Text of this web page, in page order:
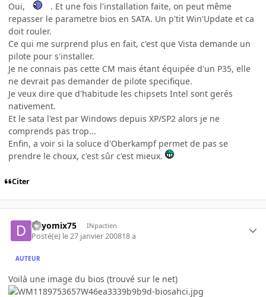
Oui,
. Et une fois l'installation faite, on peut même
repasser le parametre bios en SATA. Un p'tit Win'Update et ca
doit rouler.
Ce qui me surprend plus en fait, c'est que Vista demande un
pilote pour s'installer.
Je ne connais pas cette CM mais étant équipée d'un P35, elle
ne devrait pas demander de pilote specifique.
Je veux dire que d'habitude les chipsets Intel sont gerés
nativement.
Et le sata l'est par Windows depuis XP/SP2 alors je ne
comprends pas trop...
Enfin, a voir si la soluce d'Oberkampf permet de pas se
prendre le choux, c'est sûr c'est mieux.
Citer
dayomix75 INpactien
Posté(e) le 27 janvier 200818 a
AUTEUR
Voilà une image du bios (trouvé sur le net)